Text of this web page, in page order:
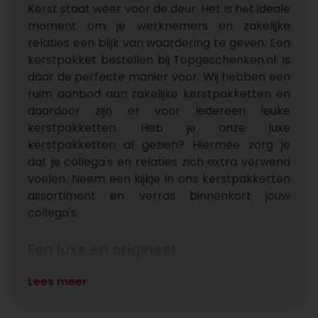
Kerst staat weer voor de deur. Het is het ideale
moment om je werknemers en zakelijke
relaties een blijk van waardering te geven. Een
kerstpakket bestellen bij Topgeschenken.nl. is
daar de perfecte manier voor. Wij hebben een
ruim aanbod aan zakelijke kerstpakketten en
daardoor zijn er voor iedereen leuke
kerstpakketten. Heb je onze luxe
kerstpakketten al gezien? Hiermee zorg je
dat je collega's en relaties zich extra verwend
voelen. Neem een kijkje in ons kerstpakketten
assortiment en verras binnenkort jouw
collega's.
Lees meer